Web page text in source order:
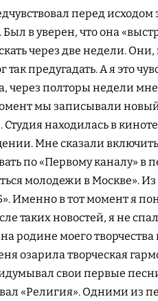
перед исходом
в уверен, что она
через две недели.
так предугадать. А я это
через полторы недели
мы записывали
находилась в
Мне сказали включить
по «Первому каналу» в
молодежи в Москве».
Именно в тот момент я
таких новостей, я не
родине моего творчества
озарила творческая
свои первые
«Религия». Одними из